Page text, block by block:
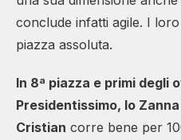
conclude infatti agile. I
piazza assoluta.
In 8ª piazza e primi degli
Presidentissimo, lo
Cristian corre bene per